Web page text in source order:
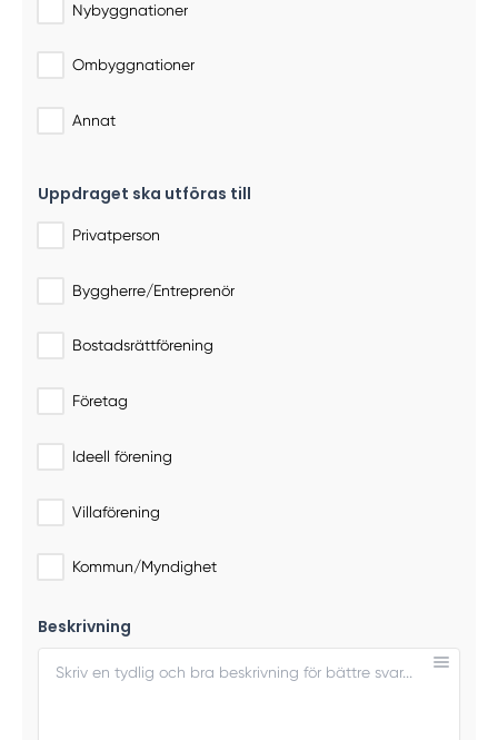
Nybyggnationer
Ombyggnationer
Annat
Uppdraget ska utföras till
Privatperson
Byggherre/Entreprenör
Bostadsrättförening
Företag
Ideell förening
Villaförening
Kommun/Myndighet
Beskrivning